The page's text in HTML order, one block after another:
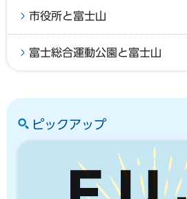
市役所と富士山
富士総合運動公園と富士山
ピックアップ